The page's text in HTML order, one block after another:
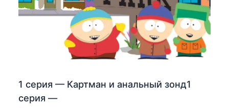
1 серия — Картман и анальный зонд1
серия —